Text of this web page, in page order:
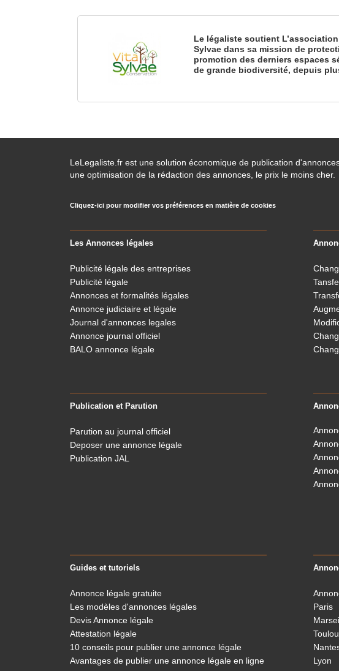
Le légaliste soutient
Sylvae dans sa mission de
promotion des derniers espaces
de grande biodiversité, depuis
LeLegaliste.fr est une solution économique de publication
une optimisation de la rédaction des annonces, le prix le moins cher.
Cliquez-ici pour modifier vos préférences en matière de cookies
Les Annonces légales
Publicité légale des entreprises
Publicité légale
Annonces et formalités légales
Annonce judiciaire et légale
Journal d'annonces legales
Annonce journal officiel
BALO annonce légale
Publication et Parution
Parution au journal officiel
Deposer une annonce légale
Publication JAL
Guides et tutoriels
Annonce légale gratuite
Les modèles d'annonces légales
Devis Annonce légale
Attestation légale
10 conseils pour publier une annonce légale
Avantages de publier une annonce légale en ligne
Paris
Lyon